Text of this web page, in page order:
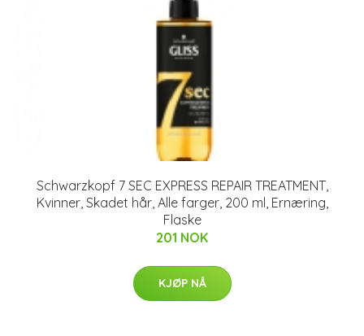
Schwarzkopf 7 SEC EXPRESS REPAIR TREATMENT,
Kvinner, Skadet hår, Alle farger, 200 ml, Ernæring,
Flaske
201 NOK
KJØP NÅ